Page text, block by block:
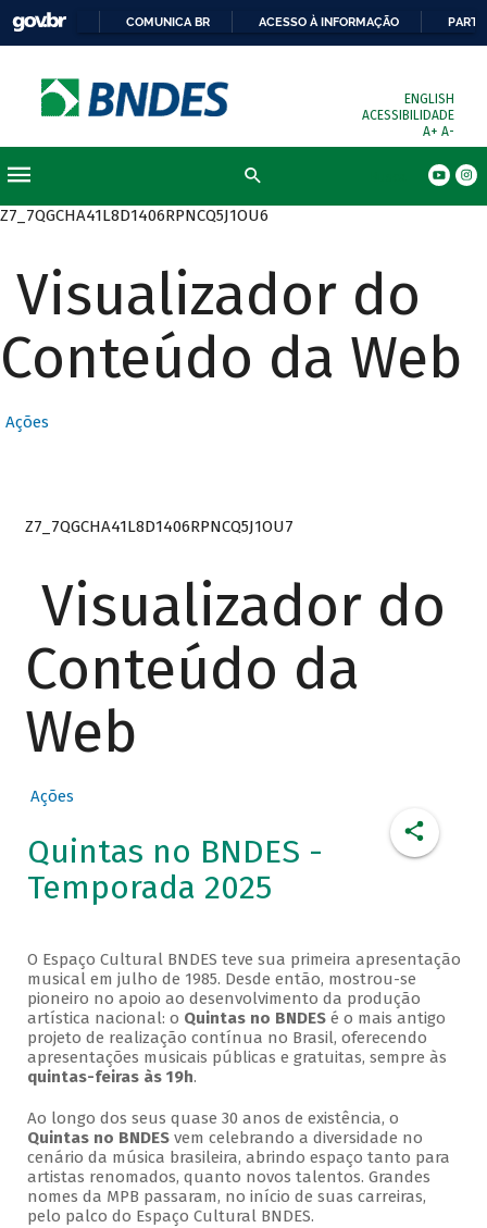
COMUNICA BR ACESSO À INFORMAÇÃO
ENGLISH
ACESSIBILIDADE
A+ A-
Z7_7QGCHA41L8D1406RPNCQ5J1OU6
Visualizador do
Conteúdo da Web
Ações
Z7_7QGCHA41L8D1406RPNCQ5J1OU7
Visualizador do
Conteúdo da
Web
Ações
Quintas no BNDES -
Temporada 2025
O Espaço Cultural BNDES teve sua primeira apresentação
musical em julho de 1985. Desde então, mostrou-se
pioneiro no apoio ao desenvolvimento da produção
artística nacional: o Quintas no BNDESé o mais antigo
projeto de realização contínua no Brasil, oferecendo
apresentações musicais públicas e gratuitas, sempre às
quintas-feiras às 19h.
Ao longo dos seus quase 30 anos de existência, o
Quintas no BNDESvem celebrando a diversidade no
cenário da música brasileira, abrindo espaço tanto para
artistas renomados, quanto novos talentos. Grandes
nomes da MPB passaram, no início de suas carreiras,
pelo palco do Espaço Cultural BNDES.